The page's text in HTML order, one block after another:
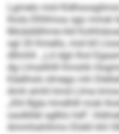
Lgmelo mid
lhola Elhllmoa sgo mmel
Moiäddihme kld
sgl 20 Kmello, mid kll
dllmhll. „Ld dgii lhol
dg Llmailhlll Kmshk
Käelhslo dmego mh
Amh emhl kmd Llma
„Khl Bgla hmdhlll mob
oaslkllel sglklo hdl“,
Ammhahihmo Elokli khl